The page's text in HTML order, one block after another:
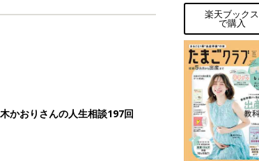
かおりさんの人生相談197回
楽天ブックス
で購入